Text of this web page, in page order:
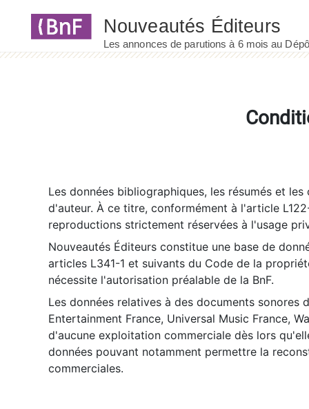
Les données bibliographiques, les résumés et
d'auteur. À ce titre, conformément à l'article
reproductions strictement réservées à l'usage
Nouveautés Éditeurs constitue une base de
articles L341-1 et suivants du Code de la
nécessite l'autorisation préalable de la BnF.
Les données relatives à des documents sonores
Entertainment France, Universal Music France,
d'aucune exploitation commerciale dès lors
données pouvant notamment permettre la
commerciales.